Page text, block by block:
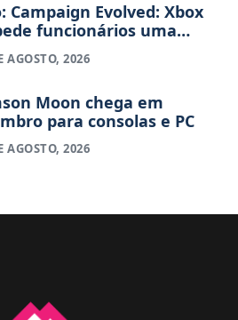
Campaign Evolved: Xbox
funcionários uma
após o lançamento
AGOSTO, 2026
Moon chega em
para consolas e PC
AGOSTO, 2026